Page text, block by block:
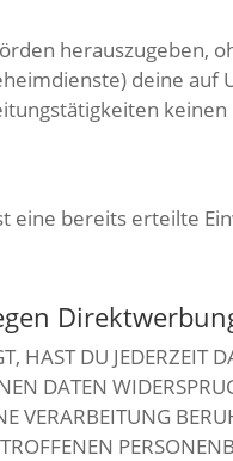
herauszugeben,
deine auf
keinen
eine bereits erteilte
HAST DU JEDERZEIT
DATEN
VERARBEITUNG